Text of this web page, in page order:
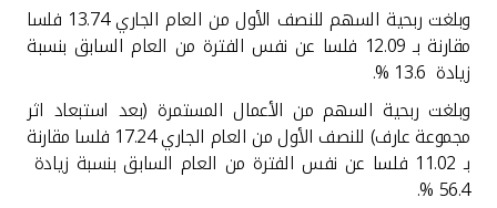
وبلغت ربحية السهم للنصف الأول من العام الجاري 13.74 فلسا
مقارنة بـ 12.09 فلسا عن نفس الفترة من العام السابق بنسبة
زيادة 13.6 %.
وبلغت ربحية السهم من الأعمال المستمرة (بعد استبعاد اثر
مجموعة عارف) للنصف الأول من العام الجاري 17.24 فلسا مقارنة
بـ 11.02 فلسا عن نفس الفترة من العام السابق بنسبة زيادة
56.4 %.